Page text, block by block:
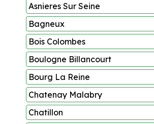
Asnieres Sur Seine
Bagneux
Bois Colombes
Boulogne Billancourt
Bourg La Reine
Chatenay Malabry
Chatillon